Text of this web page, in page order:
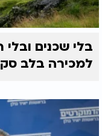
בלי שכנים
למכירה בלב